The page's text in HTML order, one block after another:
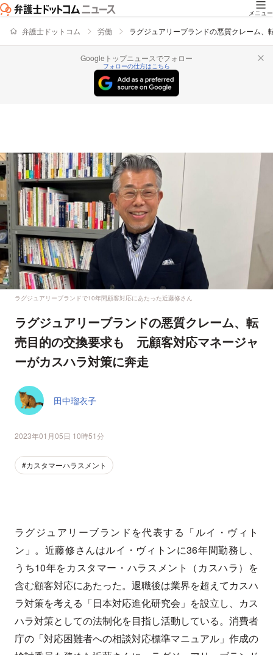
メニュー
弁護士ドットコム 労働 ラグジュアリーブランドの悪質クレーム
Googleトップニュースでフォロー
フォローの仕方はこちら
ラグジュアリーブランドで10年間顧客対応にあたった近藤修さん
ラグジュアリーブランドの悪質クレーム、転
売目的の交換要求も 元顧客対応マネージャ
ーがカスハラ対策に奔走
田中瑠衣子
2023年01月05日 10時51分
#カスタマーハラスメント
ラグジュアリーブランドを代表する「ルイ・ヴィト
ン」。近藤修さんはルイ・ヴィトンに36年間勤務し、
うち10年をカスタマー・ハラスメント（カスハラ）を
含む顧客対応にあたった。退職後は業界を超えてカスハ
ラ対策を考える「日本対応進化研究会」を設立し、カス
ハラ対策としての法制化を目指し活動している。消費者
庁の「対応困難者への相談対応標準マニュアル」作成の